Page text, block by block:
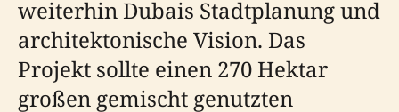
weiterhin Dubais Stadtplanung und
architektonische Vision. Das
Projekt sollte einen 270 Hektar
großen gemischt genutzten